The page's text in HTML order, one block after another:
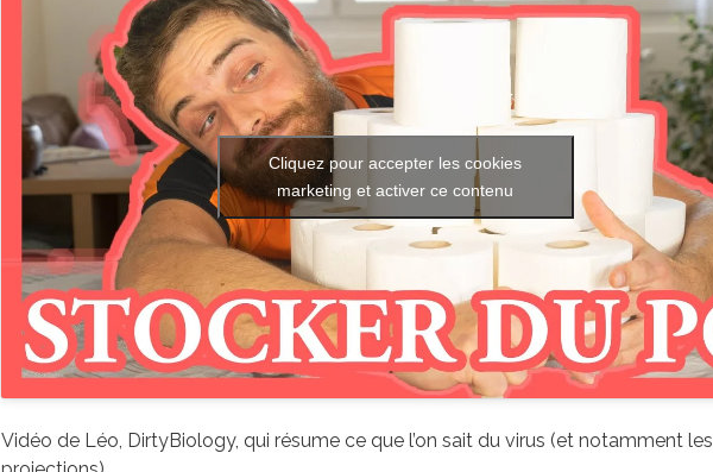
Cliquez pour accepter les cookies
marketing et activer ce contenu
Vidéo de Léo, DirtyBiology, qui résume ce que l’on sait du virus (et notamment les